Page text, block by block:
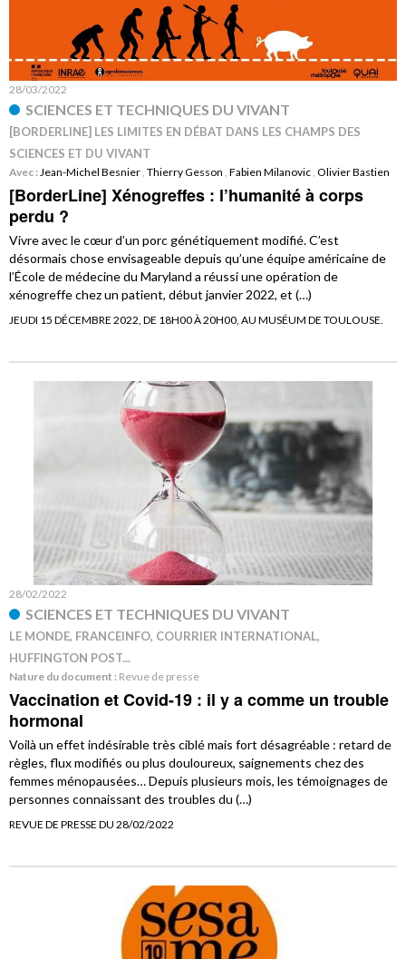
28/03/2022
SCIENCES ET TECHNIQUES DU VIVANT
[BORDERLINE] LES LIMITES EN DÉBAT DANS LES CHAMPS DES
SCIENCES ET DU VIVANT
Avec :Jean-Michel Besnier , Thierry Gesson , Fabien Milanovic , Olivier Bastien
[BorderLine] Xénogreffes : l’humanité à corps
perdu ?
Vivre avec le cœur d’un porc génétiquement modifié. C’est
désormais chose envisageable depuis qu’une équipe américaine de
l’École de médecine du Maryland a réussi une opération de
xénogreffe chez un patient, début janvier 2022, et (…)
JEUDI 15 DÉCEMBRE 2022, DE 18H00 À 20H00, AU MUSÉUM DE TOULOUSE.
28/02/2022
SCIENCES ET TECHNIQUES DU VIVANT
LE MONDE, FRANCEINFO, COURRIER INTERNATIONAL,
HUFFINGTON POST...
Nature du document : Revue de presse
Vaccination et Covid-19 : il y a comme un trouble
hormonal
Voilà un effet indésirable très ciblé mais fort désagréable : retard de
règles, flux modifiés ou plus douloureux, saignements chez des
femmes ménopausées… Depuis plusieurs mois, les témoignages de
personnes connaissant des troubles du (…)
REVUE DE PRESSE DU 28/02/2022